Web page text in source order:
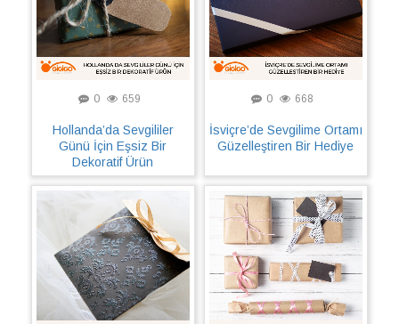
0 659
Hollanda’da Sevgililer
Günü İçin Eşsiz Bir
Dekoratif Ürün
0 668
İsviçre’de Sevgilime Ortamı
Güzelleştiren Bir Hediye